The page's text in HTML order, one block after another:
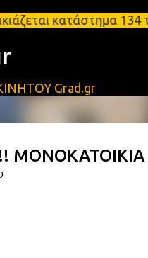
κατάστημα 134
Grad.gr